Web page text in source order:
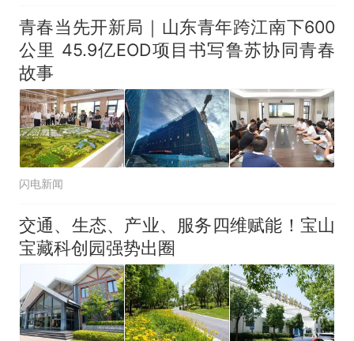
青春当先开新局｜山东青年跨江南下600
公里 45.9亿EOD项目书写鲁苏协同青春
故事
闪电新闻
交通、生态、产业、服务四维赋能！宝山
宝藏科创园强势出圈